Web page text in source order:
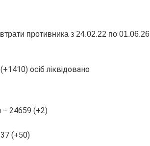
противника з 24.02.22 по 01.06.26
осіб ліквідовано
24659 (+2)
(+50)